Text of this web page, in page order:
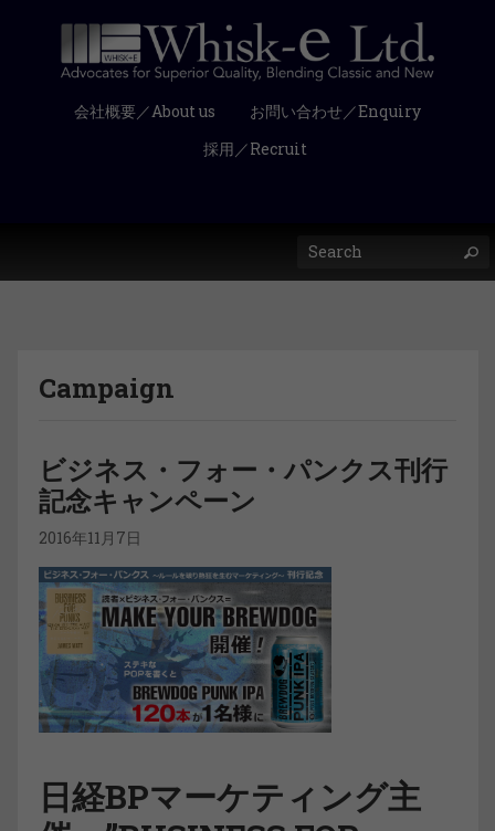
会社概要／About us
お問い合わせ／Enquiry
採用／Recruit
Campaign
ビジネス・フォー・パンクス刊行
記念キャンペーン
2016年11月7日
日経BPマーケティング主